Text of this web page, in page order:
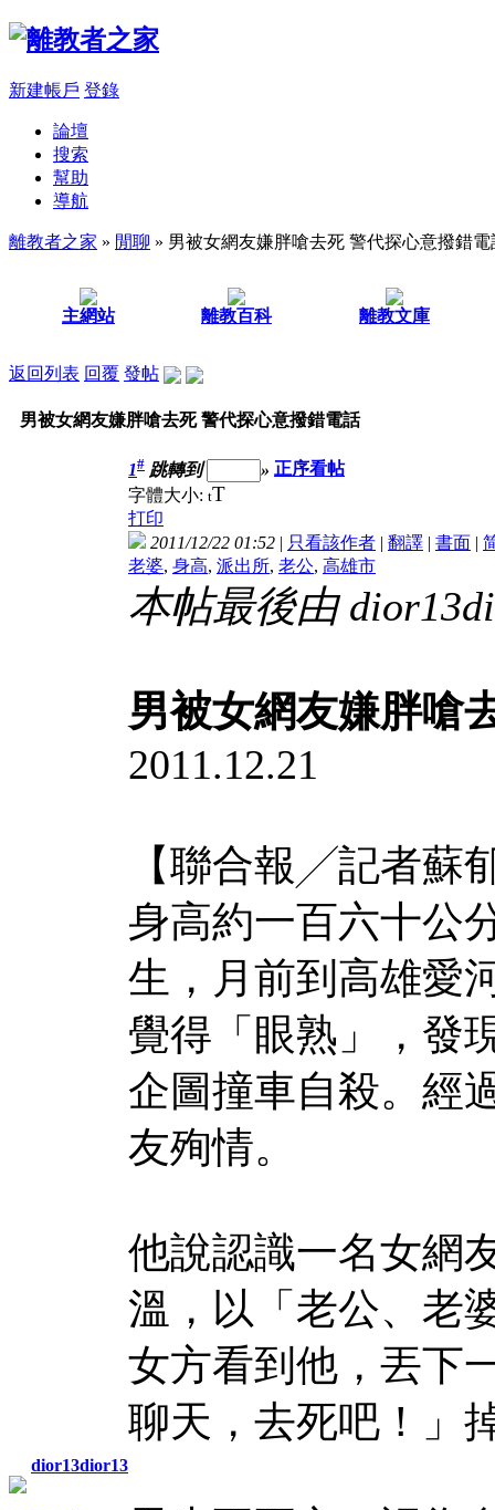
新建帳戶 登錄
論壇
搜索
幫助
導航
離教者之家 » 閒聊 » 男被女網友嫌胖嗆去死 警代探心意撥錯電
主網站 離教百科 離教文庫
返回列表 回覆 發帖
男被女網友嫌胖嗆去死 警代探心意撥錯電話
dior13dior13
1# 跳轉到 » 正序看帖
字體大小: tT
打印
2011/12/22 01:52 | 只看該作者 | 翻譯 | 書面 |
老婆, 身高, 派出所, 老公, 高雄市
本帖最後由
男被女網友嫌胖嗆
2011.12.21
【聯合報╱記者蘇
身高約一百六十公
生，月前到高雄愛
覺得「眼熟」，發
企圖撞車自殺。經
友殉情。
他說認識一名女網
溫，以「老公、老
女方看到他，丟下
聊天，去死吧！」